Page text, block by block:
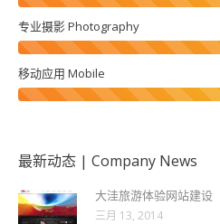
专业摄影 Photography
移动应用 Mobile
最新动态 | Company News
大洼旅游体验网站建设
三月 13, 2014